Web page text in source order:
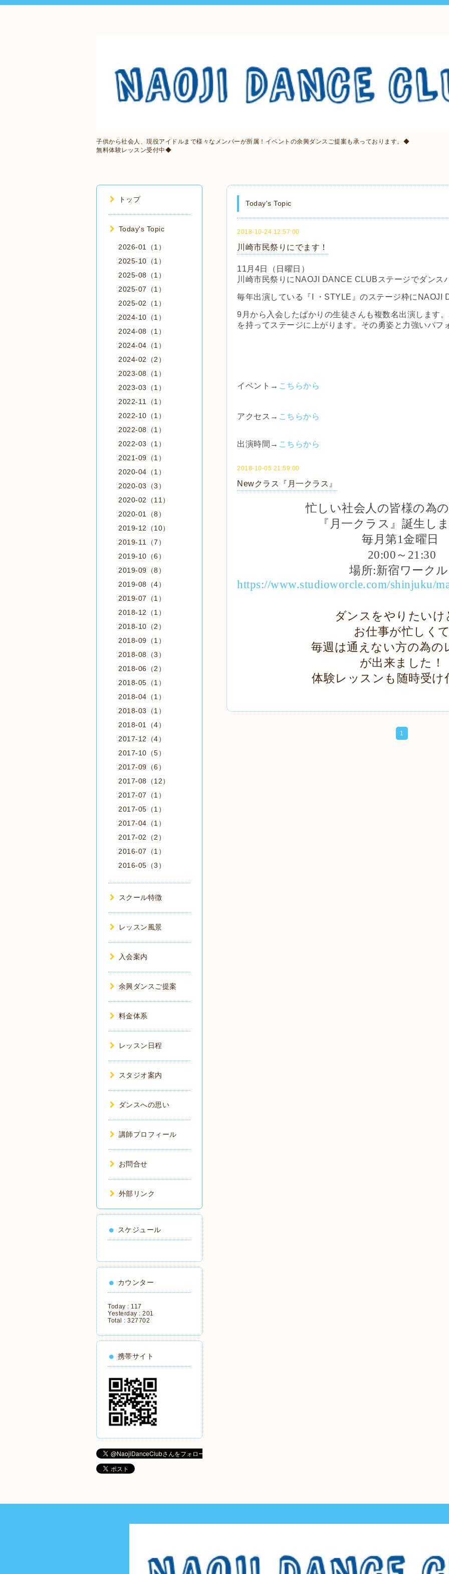
子供から社会人、現役アイドルまで様々なメンバーが所属！イベントの余興ダンスご提案も承っております。◆
無料体験レッスン受付中◆
Today's Topic
2018-10-24 12:57:00
川崎市民祭りにでます！
11月4日（日曜日）
川崎市民祭りにNAOJI DANCE CLUBステージでダンス
毎年出演している『I ・STYLE』のステージ枠にNAOJI
9月から入会したばかりの生徒さんも複数名出演します
を持ってステージに上がります。その勇姿と力強いパフ
イベント → こちらから
アクセス → こちらから
出演時間 → こちらから
2018-10-05 21:59:00
Newクラス『月一クラス』
忙しい社会人の皆様の為
『月一クラス』誕生し
毎月第1金曜日
20:00 ～ 21:30
場所:新宿ワーク
https://www.studioworcle.com/shinjuku/
ダンスをやりたいけ
お仕事が忙しく
毎週は通えない方の為の
が出来ました！
体験レッスンも随時受け
1
トップ
Today's Topic
2026-01（1）
2025-10（1）
2025-08（1）
2025-07（1）
2025-02（1）
2024-10（1）
2024-08（1）
2024-04（1）
2024-02（2）
2023-08（1）
2023-03（1）
2022-11（1）
2022-10（1）
2022-08（1）
2022-03（1）
2021-09（1）
2020-04（1）
2020-03（3）
2020-02（11）
2020-01（8）
2019-12（10）
2019-11（7）
2019-10（6）
2019-09（8）
2019-08（4）
2019-07（1）
2018-12（1）
2018-10（2）
2018-09（1）
2018-08（3）
2018-06（2）
2018-05（1）
2018-04（1）
2018-03（1）
2018-01（4）
2017-12（4）
2017-10（5）
2017-09（6）
2017-08（12）
2017-07（1）
2017-05（1）
2017-04（1）
2017-02（2）
2016-07（1）
2016-05（3）
スクール特徴
レッスン風景
入会案内
余興ダンスご提案
料金体系
レッスン日程
スタジオ案内
ダンスへの思い
講師プロフィール
お問合せ
外部リンク
スケジュール
カウンター
Today : 117
Yesterday : 201
Total : 327702
携帯サイト